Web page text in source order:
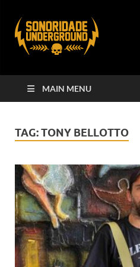
MAIN MENU
TAG:TONY BELLOTTO